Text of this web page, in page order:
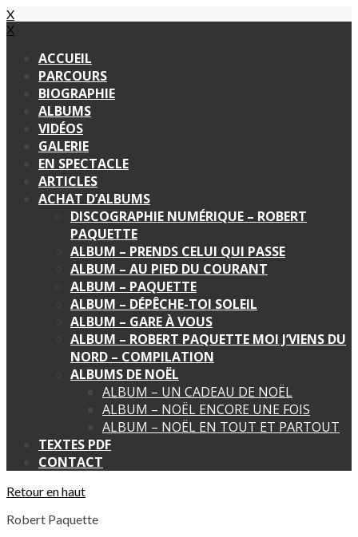
X
X
ACCUEIL
PARCOURS
BIOGRAPHIE
ALBUMS
VIDÉOS
GALERIE
EN SPECTACLE
ARTICLES
ACHAT D’ALBUMS
DISCOGRAPHIE NUMÉRIQUE – ROBERT
PAQUETTE
ALBUM – PRENDS CELUI QUI PASSE
ALBUM – AU PIED DU COURANT
ALBUM – PAQUETTE
ALBUM – DÉPÊCHE-TOI SOLEIL
ALBUM – GARE À VOUS
ALBUM – ROBERT PAQUETTE MOI J’VIENS DU
NORD – COMPILATION
ALBUMS DE NOËL
ALBUM – UN CADEAU DE NOËL
ALBUM – NOËL ENCORE UNE FOIS
ALBUM – NOËL EN TOUT ET PARTOUT
TEXTES PDF
CONTACT
Retour en haut
Robert Paquette